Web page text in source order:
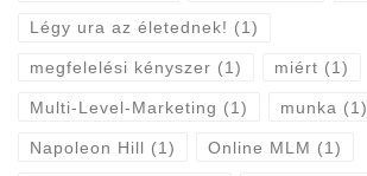
Légy ura az életednek! (1)
megfelelési kényszer (1) miért (1)
Multi-Level-Marketing (1) munka (1)
Napoleon Hill (1) Online MLM (1)